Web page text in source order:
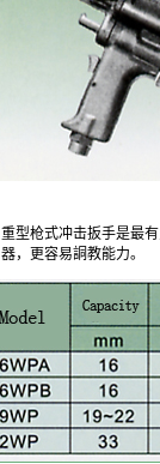
重型枪式冲击扳手是最
器，更容易詷教能力。